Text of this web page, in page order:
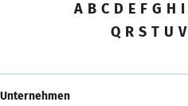
A B C D E F G H I
Q R S T U V
Unternehmen